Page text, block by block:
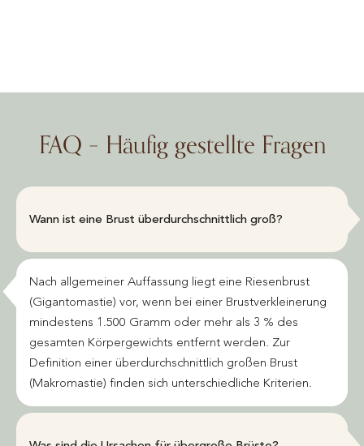
FAQ – Häufig gestellte Fragen
Wann ist eine Brust überdurchschnittlich groß?
Nach allgemeiner Auffassung liegt eine Riesenbrust
(Gigantomastie) vor, wenn bei einer Brustverkleinerung
mindestens 1.500 Gramm oder mehr als 3 % des
gesamten Körpergewichts entfernt werden. Zur
Definition einer überdurchschnittlich großen Brust
(Makromastie) finden sich unterschiedliche Kriterien.